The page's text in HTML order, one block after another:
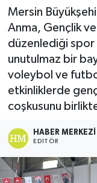
Mersin
Anma, Gençlik
düzenlediği spor
unutulmaz bir
voleybol ve
etkinliklerde
coşkusunu
HABER MERKEZI
EDITÖR